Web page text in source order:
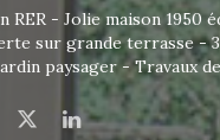
RER - Jolie maison 1950
sur grande terrasse -
paysager - Travaux